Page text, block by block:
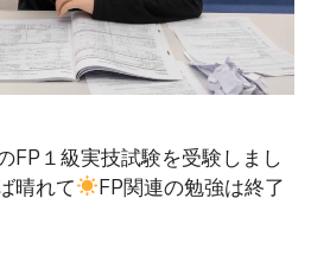
１級実技試験を受験しまし
晴れて
FP関連の勉強は終了